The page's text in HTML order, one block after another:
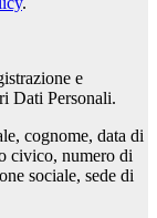
e
Dati Personali.
cognome, data di
civico, numero di
sociale, sede di